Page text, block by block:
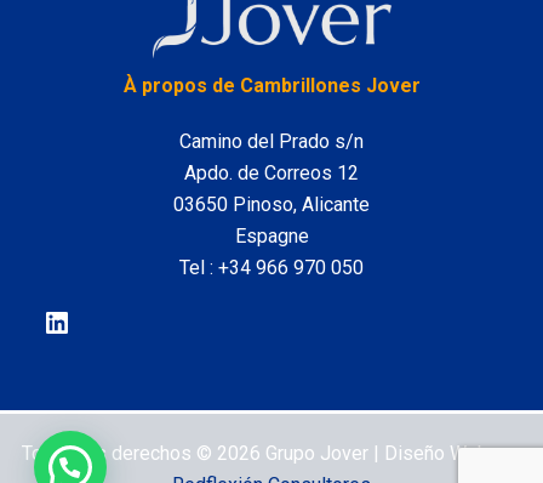
À propos de Cambrillones Jover
Camino del Prado s/n
Apdo. de Correos 12
03650 Pinoso, Alicante
Espagne
Tel : +34 966 970 050
LinkedIn
Todos los derechos © 2026 Grupo Jover | Diseño Web por